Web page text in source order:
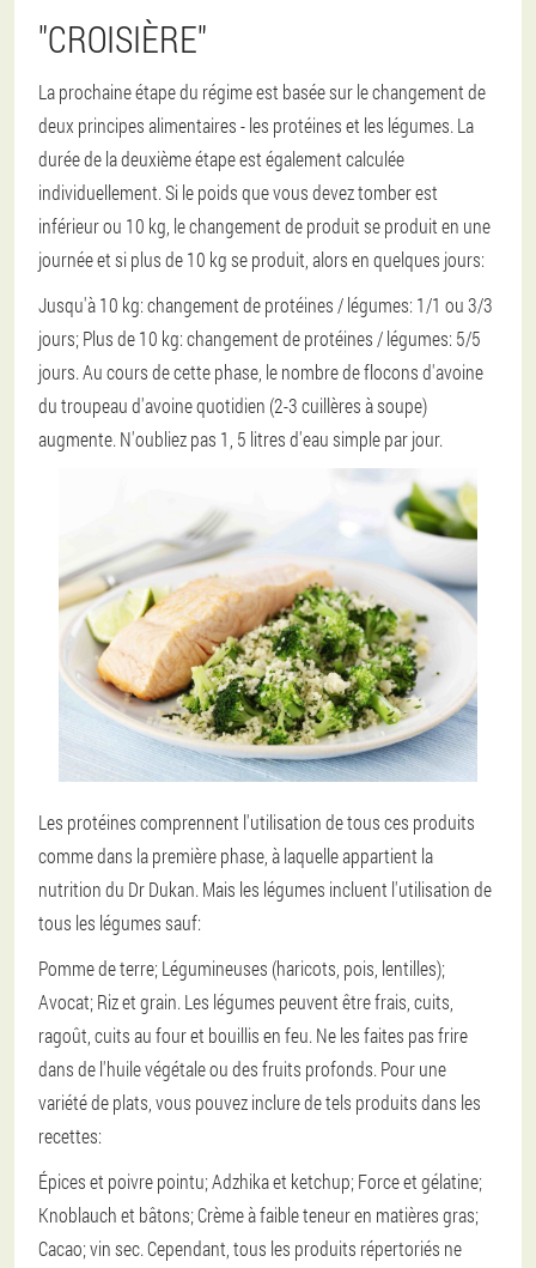
"CROISIÈRE"
La prochaine étape du régime est basée sur le changement de
deux principes alimentaires - les protéines et les légumes. La
durée de la deuxième étape est également calculée
individuellement. Si le poids que vous devez tomber est
inférieur ou 10 kg, le changement de produit se produit en une
journée et si plus de 10 kg se produit, alors en quelques jours:
Jusqu'à 10 kg: changement de protéines / légumes: 1/1 ou 3/3
jours;Plus de 10 kg: changement de protéines / légumes: 5/5
jours.Au cours de cette phase, le nombre de flocons d'avoine
du troupeau d'avoine quotidien (2-3 cuillères à soupe)
augmente. N'oubliez pas 1, 5 litres d'eau simple par jour.
Les protéines comprennent l'utilisation de tous ces produits
comme dans la première phase, à laquelle appartient la
nutrition du Dr Dukan. Mais les légumes incluent l'utilisation de
tous les légumes sauf:
Pomme de terre;Légumineuses (haricots, pois, lentilles);
Avocat;Riz et grain.Les légumes peuvent être frais, cuits,
ragoût, cuits au four et bouillis en feu. Ne les faites pas frire
dans de l'huile végétale ou des fruits profonds. Pour une
variété de plats, vous pouvez inclure de tels produits dans les
recettes:
Épices et poivre pointu;Adzhika et ketchup;Force et gélatine;
Knoblauch et bâtons;Crème à faible teneur en matières gras;
Cacao;vin sec.Cependant, tous les produits répertoriés ne